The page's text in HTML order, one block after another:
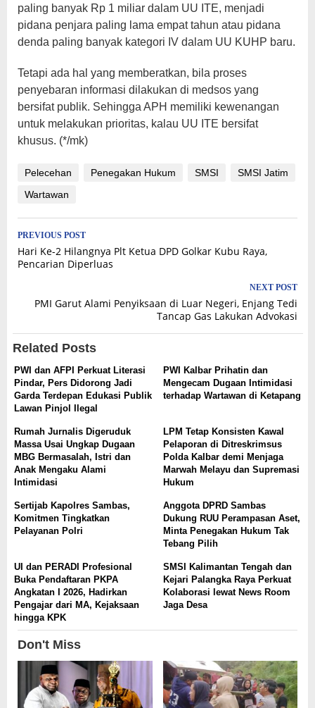
paling banyak Rp 1 miliar dalam UU ITE, menjadi
pidana penjara paling lama empat tahun atau pidana
denda paling banyak kategori IV dalam UU KUHP baru.
Tetapi ada hal yang memberatkan, bila proses
penyebaran informasi dilakukan di medsos yang
bersifat publik. Sehingga APH memiliki kewenangan
untuk melakukan prioritas, kalau UU ITE bersifat
khusus. (*/mk)
Pelecehan Penegakan Hukum SMSI
SMSI Jatim
Wartawan
Post
navigation
PREVIOUS POST
Hari Ke-2 Hilangnya Plt Ketua DPD Golkar Kubu Raya,
Pencarian Diperluas
NEXT POST
PMI Garut Alami Penyiksaan di Luar Negeri, Enjang Tedi
Tancap Gas Lakukan Advokasi
Related Posts
PWI dan AFPI Perkuat Literasi
Pindar, Pers Didorong Jadi
Garda Terdepan Edukasi Publik
Lawan Pinjol Ilegal
PWI Kalbar Prihatin dan
Mengecam Dugaan Intimidasi
terhadap Wartawan di Ketapang
Rumah Jurnalis Digeruduk
Massa Usai Ungkap Dugaan
MBG Bermasalah, Istri dan
Anak Mengaku Alami
Intimidasi
LPM Tetap Konsisten Kawal
Pelaporan di Ditreskrimsus
Polda Kalbar demi Menjaga
Marwah Melayu dan Supremasi
Hukum
Sertijab Kapolres Sambas,
Komitmen Tingkatkan
Pelayanan Polri
Anggota DPRD Sambas
Dukung RUU Perampasan Aset,
Minta Penegakan Hukum Tak
Tebang Pilih
UI dan PERADI Profesional
Buka Pendaftaran PKPA
Angkatan I 2026, Hadirkan
Pengajar dari MA, Kejaksaan
hingga KPK
SMSI Kalimantan Tengah dan
Kejari Palangka Raya Perkuat
Kolaborasi lewat News Room
Jaga Desa
Don't Miss